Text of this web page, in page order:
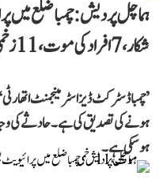
ہماچل پردیش: چمبا ضلع میں
شکار، 7 افراد کی موت، 11 زخمی
ہونے کی تصدیق کی ہے۔ حادثے کی
ہو سکی ہے۔